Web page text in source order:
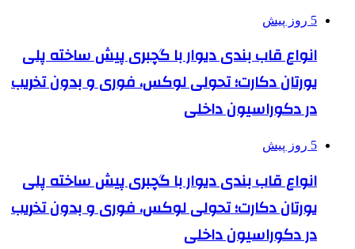
5 روز پیش
انواع قاب بندی دیوار با گچبری پیش ساخته پلی
یورتان دکارت؛ تحولی لوکس، فوری و بدون تخریب
در دکوراسیون داخلی
5 روز پیش
انواع قاب بندی دیوار با گچبری پیش ساخته پلی
یورتان دکارت؛ تحولی لوکس، فوری و بدون تخریب
در دکوراسیون داخلی